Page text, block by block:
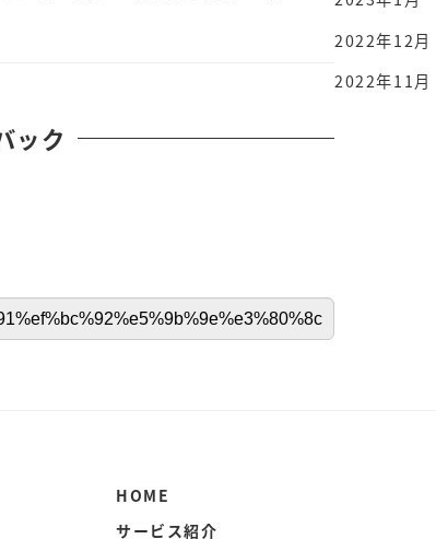
ック
2022年12月
2022年11月
HOME
サービス紹介